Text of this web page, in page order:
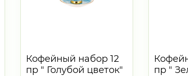
Кофейный набор 12
пр " Голубой цветок"
пр "